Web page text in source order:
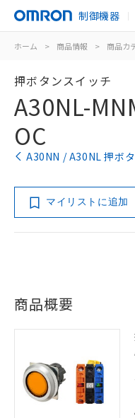
制御機器
ホーム > 商品情報 > 商品カ
押ボタンスイッチ
A30NL-
OC
A30NN / A30NL 押ボ
マイリストに追加
商品概要